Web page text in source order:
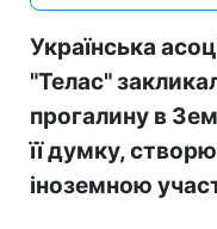
Українська
"Телас"
прогалину в
її думку,
іноземною